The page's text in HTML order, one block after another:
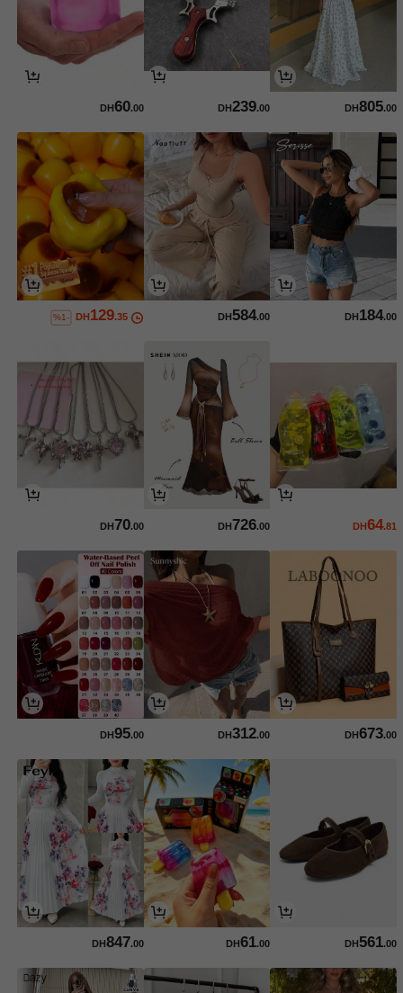
DH805.00
DH239.00
DH60.00
DH 184.00
DH584.00
DH 129.35
%1-
DH64.81
DH726.00
DH70.00
DH673.00
DH312.00
DH95.00
DH561.00
DH61.00
DH847.00